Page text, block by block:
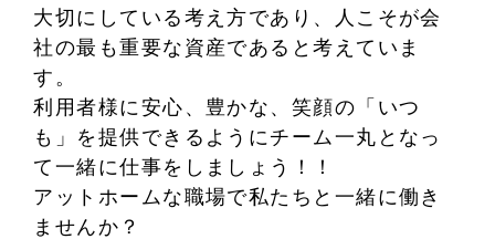
大切にしている考え方であり、人こそが会
社の最も重要な資産であると考えていま
す。
利用者様に安心、豊かな、笑顔の「いつ
も」を提供できるようにチーム一丸となっ
て一緒に仕事をしましょう！！
アットホームな職場で私たちと一緒に働き
ませんか？